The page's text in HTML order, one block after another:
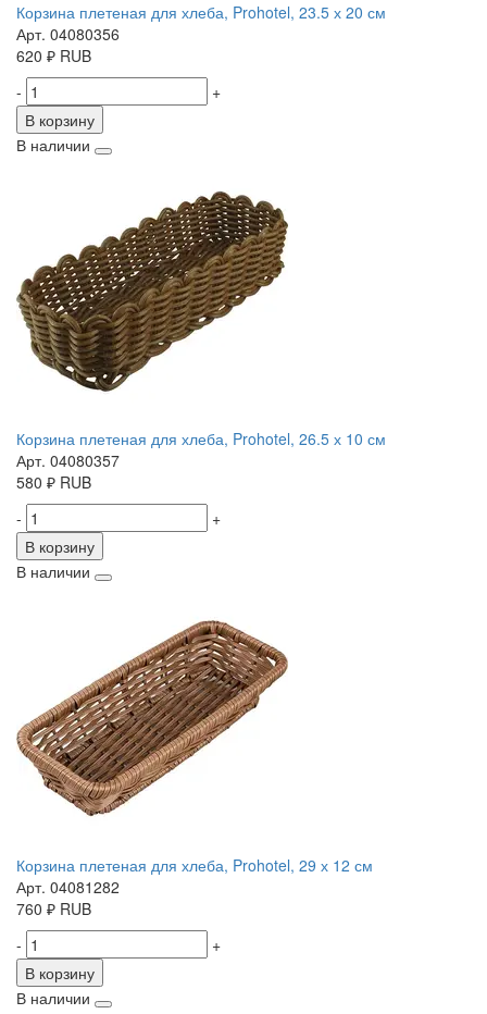
Корзина плетеная для хлеба, Prohotel, 23.5 х 20 см
Арт. 04080356
620 ₽ RUB
-
+
В корзину
В наличии
Корзина плетеная для хлеба, Prohotel, 26.5 х 10 см
Арт. 04080357
580 ₽ RUB
-
+
В корзину
В наличии
Корзина плетеная для хлеба, Prohotel, 29 х 12 см
Арт. 04081282
760 ₽ RUB
-
+
В корзину
В наличии